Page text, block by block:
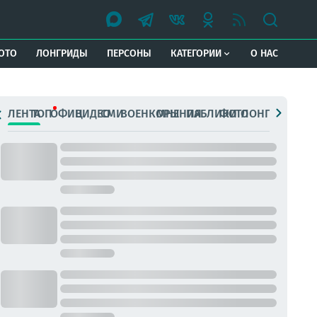
ЛОНГРИДЫ ПЕРСОНЫ КАТЕГОРИИ О НАС
ЛЕНТАТОПОФИЦ.ВИДЕОСМИВОЕНКОРЫМНЕНИЯПАБЛИКИ
ФОТОЛОНГРИДЫ